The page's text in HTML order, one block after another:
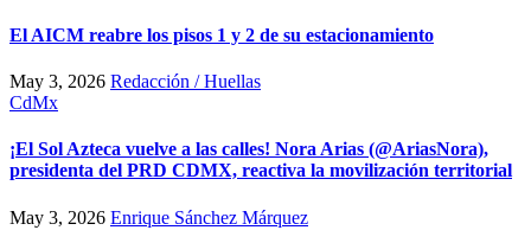
El AICM reabre los pisos 1 y 2 de su estacionamiento
May 3, 2026 Redacción / Huellas
CdMx
¡El Sol Azteca vuelve a las calles! Nora Arias (@AriasNora),
presidenta del PRD CDMX, reactiva la movilización territorial
May 3, 2026 Enrique Sánchez Márquez